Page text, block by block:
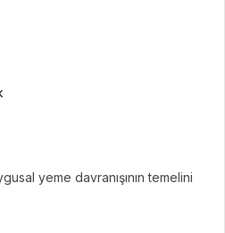
yeme davranışının temelini